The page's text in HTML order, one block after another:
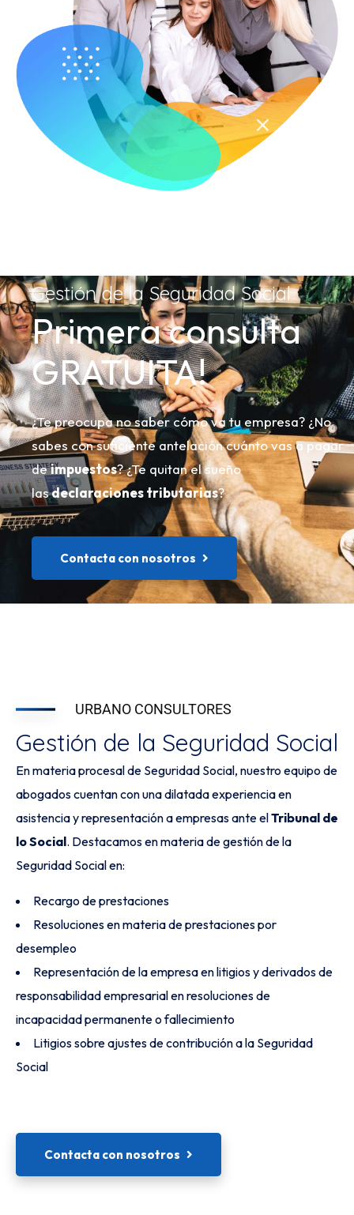
Gestión de la Seguridad Social
Primera consulta
GRATUITA!
¿Te preocupa no saber cómo va tu empresa? ¿No
sabes con suficiente antelación cuánto vas a pagar
deimpuestos? ¿Te quitan el sueño
lasdeclaraciones tributarias?
Contacta con nosotros
URBANO CONSULTORES
Gestión de la Seguridad Social
En materia procesal de Seguridad Social, nuestro equipo de
abogados cuentan con una dilatada experiencia en
asistencia y representación a empresas ante elTribunal de
lo Social. Destacamos en materia de gestión de la
Seguridad Social en:
Recargo de prestaciones
Resoluciones en materia de prestaciones por
desempleo
Representación de la empresa en litigios y derivados de
responsabilidad empresarial en resoluciones de
incapacidad permanente o fallecimiento
Litigios sobre ajustes de contribución a la Seguridad
Social
Contacta con nosotros